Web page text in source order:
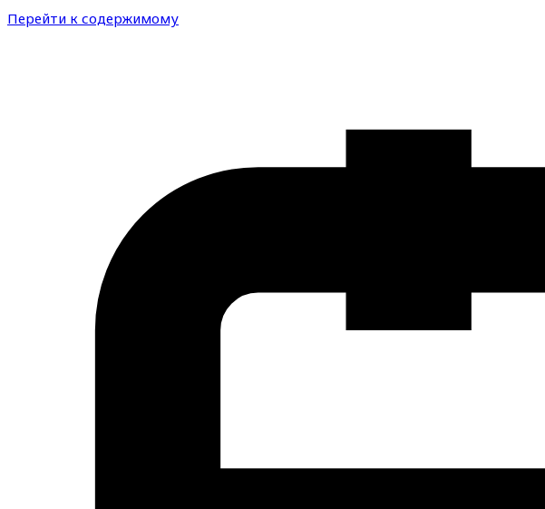
Перейти к содержимому